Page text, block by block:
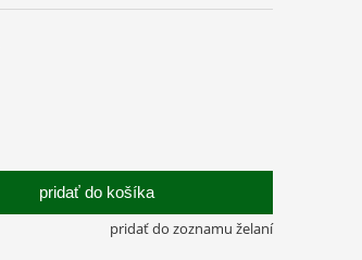
pridať do košíka
pridať do zoznamu želaní